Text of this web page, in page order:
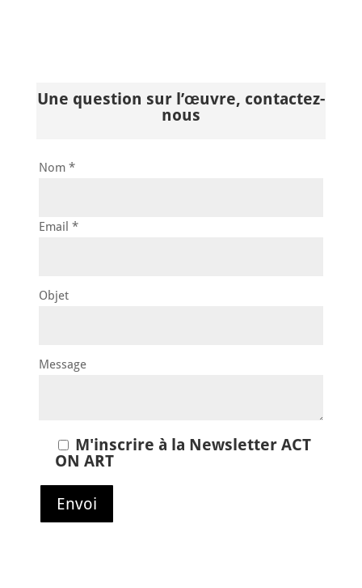
Une question sur l’œuvre, contactez-
nous
Nom *
Email *
Objet
Message
M'inscrire à la Newsletter ACT
ON ART